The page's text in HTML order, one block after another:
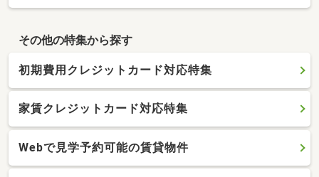
その他の特集から探す
初期費用クレジットカード対応特集
家賃クレジットカード対応特集
Webで見学予約可能の賃貸物件